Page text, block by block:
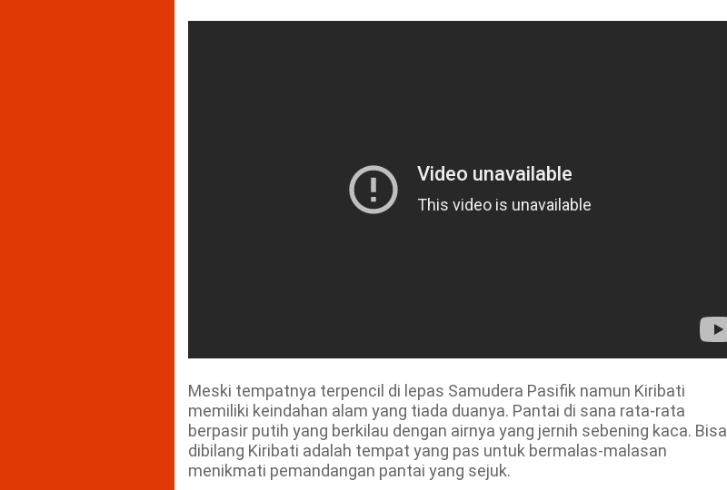
Meski tempatnya terpencil di lepas Samudera Pasifik namun Kiribati
memiliki keindahan alam yang tiada duanya. Pantai di sana rata-rata
berpasir putih yang berkilau dengan airnya yang jernih sebening kaca. Bisa
dibilang Kiribati adalah tempat yang pas untuk bermalas-malasan
menikmati pemandangan pantai yang sejuk.